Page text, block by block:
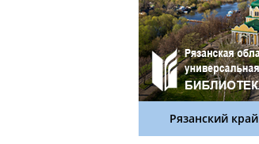
Рязанский край